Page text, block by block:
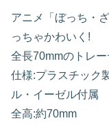
アニメ「ぼっち・
っちゃかわいく!
全長70mmのトレ
仕様:プラスチック
ル・イーゼル付属
全高:約70mm